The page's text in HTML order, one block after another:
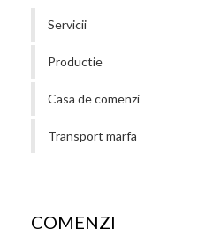
Servicii
Productie
Casa de comenzi
Transport marfa
COMENZI